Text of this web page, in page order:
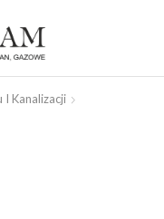
Kanalizacji